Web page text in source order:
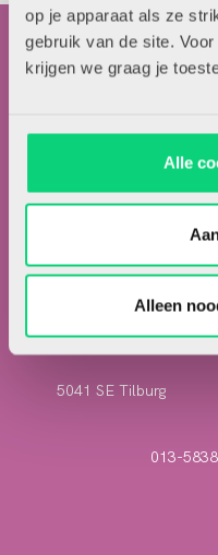
op je apparaat als ze
gebruik van de site.
krijgen we graag je
Alle
Alleen
5041 SE Tilburg
013-